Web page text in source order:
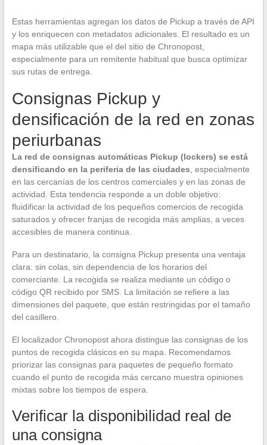
Estas herramientas agregan los datos de Pickup a través de API
y los enriquecen con metadatos adicionales. El resultado es un
mapa más utilizable que el del sitio de Chronopost,
especialmente para un remitente habitual que busca optimizar
sus rutas de entrega.
Consignas Pickup y
densificación de la red en zonas
periurbanas
La red de consignas automáticas Pickup (lockers) se está
densificando en la periferia de las ciudades , especialmente
en las cercanías de los centros comerciales y en las zonas de
actividad. Esta tendencia responde a un doble objetivo:
fluidificar la actividad de los pequeños comercios de recogida
saturados y ofrecer franjas de recogida más amplias, a veces
accesibles de manera continua.
Para un destinatario, la consigna Pickup presenta una ventaja
clara: sin colas, sin dependencia de los horarios del
comerciante. La recogida se realiza mediante un código o
código QR recibido por SMS. La limitación se refiere a las
dimensiones del paquete, que están restringidas por el tamaño
del casillero.
El localizador Chronopost ahora distingue las consignas de los
puntos de recogida clásicos en su mapa. Recomendamos
priorizar las consignas para paquetes de pequeño formato
cuando el punto de recogida más cercano muestra opiniones
mixtas sobre los tiempos de espera.
Verificar la disponibilidad real de
una consigna